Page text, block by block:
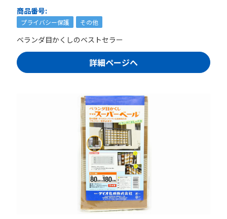
商品番号:
プライバシー保護 その他
ベランダ目かくしのベストセラー
詳細ページへ